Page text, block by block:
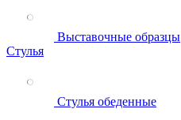
Выставочные образцы
Стулья
Стулья обеденные